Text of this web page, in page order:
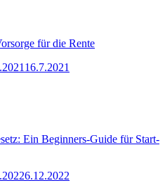
für die Rente
16.7.2021
Ein Beginners-Guide für Start-
6.12.2022